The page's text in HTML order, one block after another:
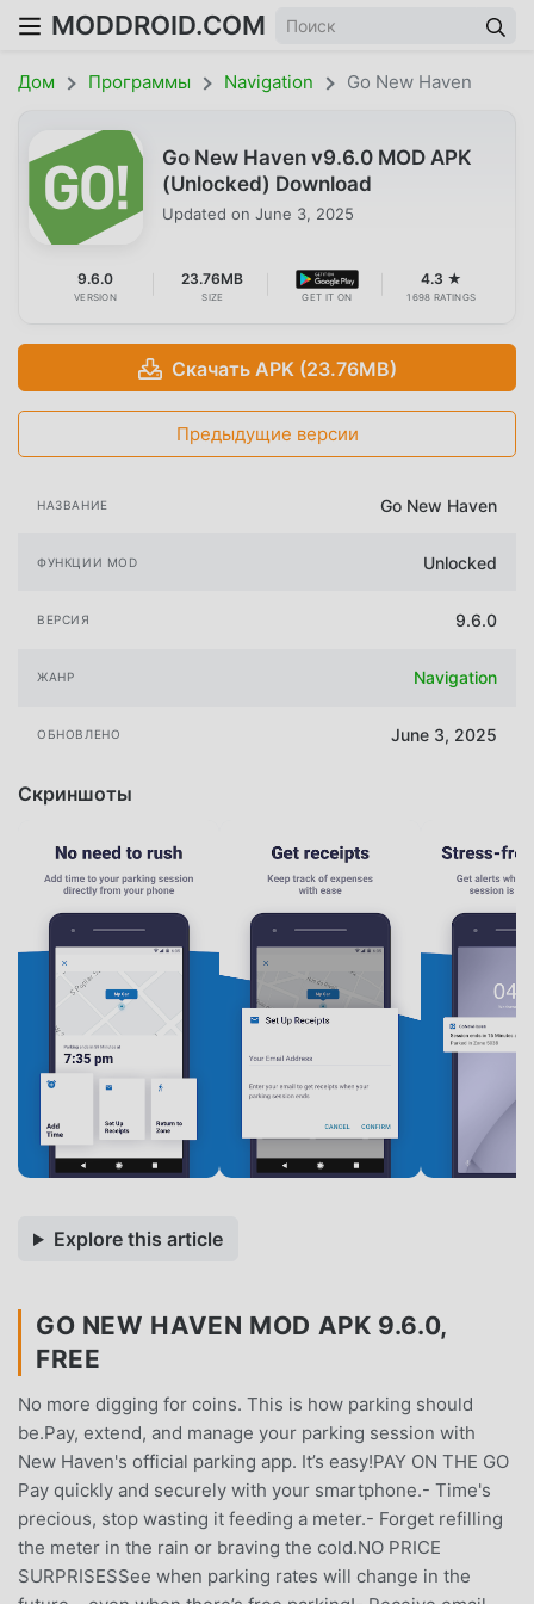
MODDROID.COM
Дом Программы Navigation Go New Haven
Go New Haven v9.6.0 MOD APK
(Unlocked) Download
Updated on June 3, 2025
9.6.0
VERSION
23.76MB
SIZE GET IT ON
4.3 ★
1698 RATINGS
Скачать APK (23.76MB)
Предыдущие версии
НАЗВАНИЕ Go New Haven
ФУНКЦИИ MOD Unlocked
ВЕРСИЯ 9.6.0
ЖАНР Navigation
ОБНОВЛЕНО June 3, 2025
Скриншоты
Explore this article
GO NEW HAVEN MOD APK 9.6.0,
FREE
No more digging for coins. This is how parking should
be.Pay, extend, and manage your parking session with
New Haven's official parking app. It’s easy!PAY ON THE GO
Pay quickly and securely with your smartphone.- Time's
precious, stop wasting it feeding a meter.- Forget refilling
the meter in the rain or braving the cold.NO PRICE
SURPRISESSee when parking rates will change in the